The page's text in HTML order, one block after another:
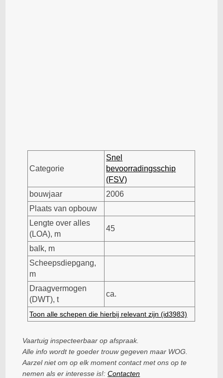
Categorie
Snel
bevoorradingsschip
(FSV)
bouwjaar
2006
Plaats van opbouw
Lengte over alles
(LOA), m
45
balk, m
Scheepsdiepgang,
m
Draagvermogen
(DWT), t
ca.
Toon alle schepen die hierbij relevant zijn (id3983)
Vaartuig inspecteerbaar op afspraak.
Alle info wordt te goeder trouw gegeven maar WOG.
Aarzel niet om op elk moment contact met ons op te
nemen als er interesse is!:Contacten